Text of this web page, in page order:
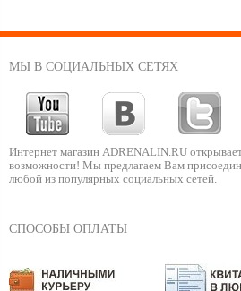
МЫ В СОЦИАЛЬНЫХ СЕТЯХ
Интернет магазин ADRENALIN.RU
возможности! Мы предлагаем Вам
любой из популярных социальных сетей.
СПОСОБЫ ОПЛАТЫ